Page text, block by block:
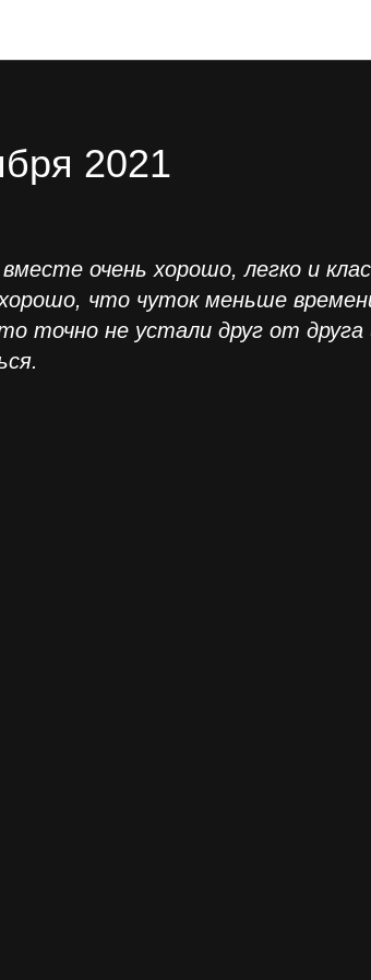
2021
очень хорошо, легко и
что чуток меньше времени
точно не устали друг от